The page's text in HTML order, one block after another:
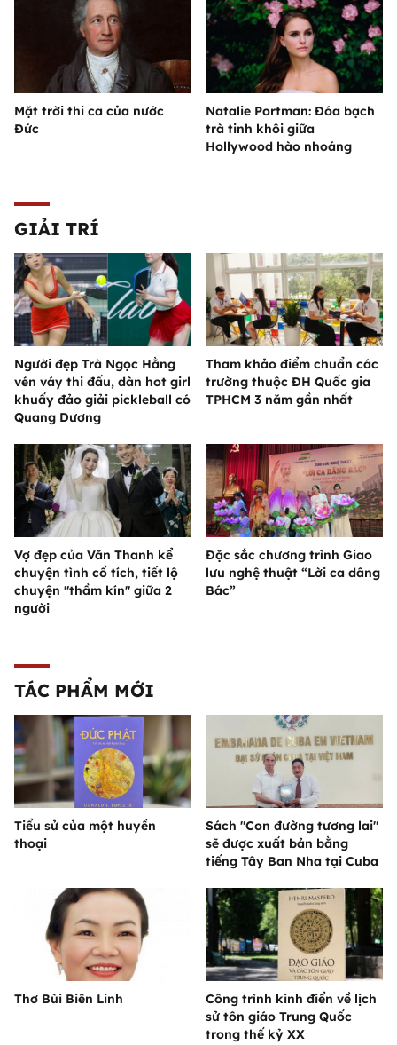
Mặt trời thi ca của nước
Đức
Natalie Portman: Đóa bạch
trà tinh khôi giữa
Hollywood hào nhoáng
GIẢI TRÍ
Người đẹp Trà Ngọc Hằng
vén váy thi đấu, dàn hot girl
khuấy đảo giải pickleball có
Quang Dương
Tham khảo điểm chuẩn các
trường thuộc ĐH Quốc gia
TPHCM 3 năm gần nhất
Vợ đẹp của Văn Thanh kể
chuyện tình cổ tích, tiết lộ
chuyện "thầm kín" giữa 2
người
Đặc sắc chương trình Giao
lưu nghệ thuật “Lời ca dâng
Bác”
TÁC PHẨM MỚI
Tiểu sử của một huyền
thoại
Sách "Con đường tương lai"
sẽ được xuất bản bằng
tiếng Tây Ban Nha tại Cuba
Thơ Bùi Biên Linh
Công trình kinh điển về lịch
sử tôn giáo Trung Quốc
trong thế kỷ XX